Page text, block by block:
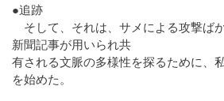
●追跡
そして、それは、サメによる攻撃ば
新聞記事が用いられ共
有される文脈の多様性を探るために、
を始めた。